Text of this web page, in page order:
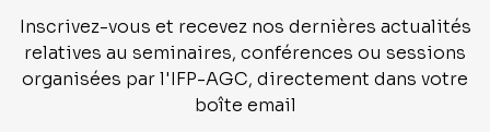
Inscrivez-vous et recevez nos dernières actualités
relatives au seminaires, conférences ou sessions
organisées par l'IFP-AGC, directement dans votre
boîte email